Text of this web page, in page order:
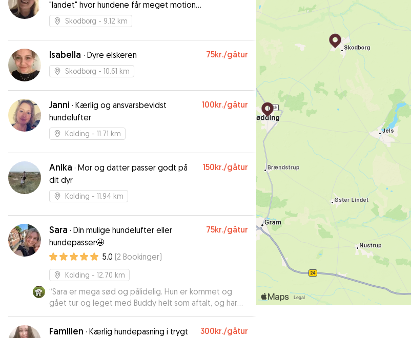
"landet" hvor hundene får meget motion
tilbydesSkodborg - 9.12 km
Isabella · Dyre elskeren 75kr./gåtur
Skodborg - 10.61 km
Janni · Kærlig og ansvarsbevidst
hundelufter
100kr./gåtur
Kolding - 11.71 km
Anika · Mor og datter passer godt på
dit dyr
150kr./gåtur
Kolding - 11.94 km
Sara · Din mulige hundelufter eller
hundepasser🤩
75kr./gåtur
5.0 (2 Bookinger)
Kolding - 12.70 km
“Sara er mega sød og pålidelig. Hun er kommet og
gået tur og leget med Buddy helt som aftalt, og har
sendt billeder til mig. Så var rigtig tilfreds med Sara.”
Familien · Kærlig hundepasning i trygt
300kr./gåtur